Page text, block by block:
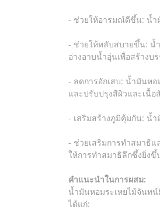
- ช่วยให้อารมณ์ดีขึ้น: น้ำ
- ช่วยให้หลับสบายขึ้น: น้
อ่างอาบน้ำอุ่นเพื่อสร้างบ
- ลดการอักเสบ: น้ำมันห
และปรับปรุงสีผิวและเนื้อ
- เสริมสร้างภูมิคุ้มกัน: น้
- ช่วยเสริมการทำสมาธิ
ให้การทำสมาธิลึกซึ้งยิ่ง
คำแนะนำในการผสม:
น้ำมันหอมระเหยไม้จันท
ได้แก่: